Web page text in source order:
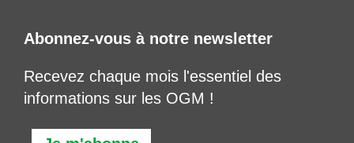
Abonnez-vous à notre newsletter
Recevez chaque mois l'essentiel des
informations sur les OGM !